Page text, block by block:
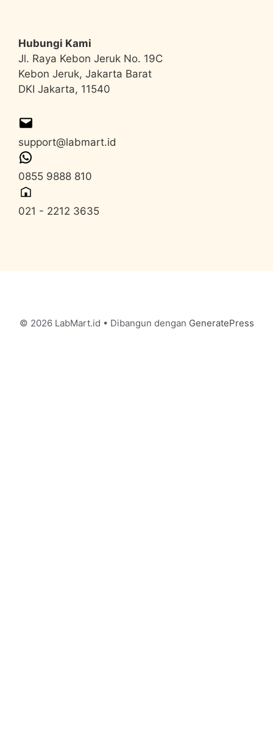
Hubungi Kami
Jl. Raya Kebon Jeruk No. 19C
Kebon Jeruk, Jakarta Barat
DKI Jakarta, 11540
support@labmart.id
0855 9888 810
021 - 2212 3635
© 2026 LabMart.id • Dibangun dengan GeneratePress